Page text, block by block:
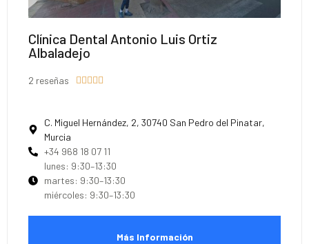
Clínica Dental Antonio Luis Ortiz
Albaladejo
2 reseñas     
C. Miguel Hernández, 2, 30740 San Pedro del Pinatar,
Murcia
+34 968 18 07 11
lunes: 9:30–13:30
martes: 9:30–13:30
miércoles: 9:30–13:30
Más Información